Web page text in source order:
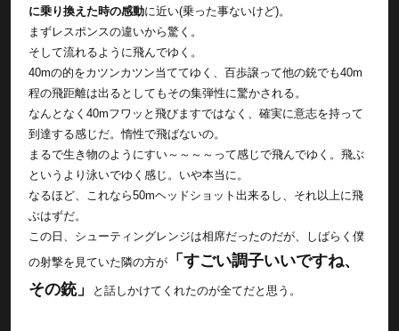
に乗り換えた時の感動に近い(乗った事ないけど)。
まずレスポンスの違いから驚く。
そして流れるように飛んでゆく。
40mの的をカツンカツン当ててゆく、百歩譲って他の銃でも40m
程の飛距離は出るとしてもその集弾性に驚かされる。
なんとなく40mフワッと飛びますではなく、確実に意志を持って
到達する感じだ。惰性で飛ばないの。
まるで生き物のようにすい～～～～って感じで飛んでゆく。飛ぶ
というより泳いでゆく感じ。いや本当に。
なるほど、これなら50mヘッドショット出来るし、それ以上に飛
ぶはずだ。
この日、シューティングレンジは相席だったのだが、しばらく僕
の射撃を見ていた隣の方が
「すごい調子いいですね、
その銃」
と話しかけてくれたのが全てだと思う。